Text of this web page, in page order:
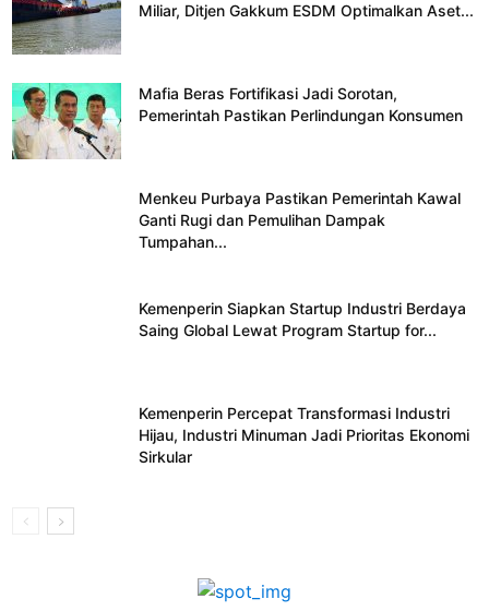
Miliar, Ditjen Gakkum ESDM Optimalkan Aset...
Mafia Beras Fortifikasi Jadi Sorotan,
Pemerintah Pastikan Perlindungan Konsumen
Menkeu Purbaya Pastikan Pemerintah Kawal
Ganti Rugi dan Pemulihan Dampak
Tumpahan...
Kemenperin Siapkan Startup Industri Berdaya
Saing Global Lewat Program Startup for...
Kemenperin Percepat Transformasi Industri
Hijau, Industri Minuman Jadi Prioritas Ekonomi
Sirkular